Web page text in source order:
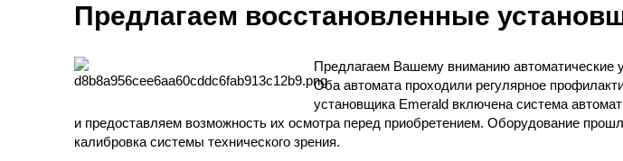
Предлагаем восстановленные
Предлагаем Вашему вниманию автоматические
Оба автомата проходили регулярное
установщика Emerald включена система
и предоставляем возможность их осмотра перед приобретением. Оборудование
калибровка системы технического зрения.